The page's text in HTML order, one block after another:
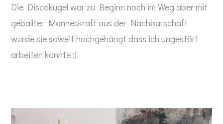
Die Discokugel war zu Beginn noch im Weg aber mit
geballter Manneskraft aus der Nachbarschaft
wurde sie soweit hochgehängt dass ich ungestört
arbeiten konnte :)